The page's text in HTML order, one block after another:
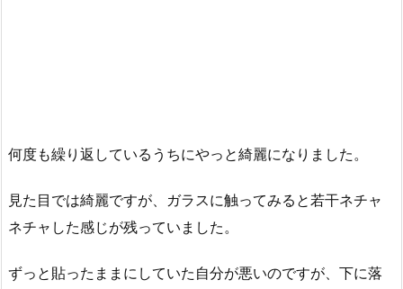
何度も繰り返しているうちにやっと綺麗になりました。
見た目では綺麗ですが、ガラスに触ってみると若干ネチャ
ネチャした感じが残っていました。
ずっと貼ったままにしていた自分が悪いのですが、下に落